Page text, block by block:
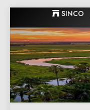
to
content
SINCO